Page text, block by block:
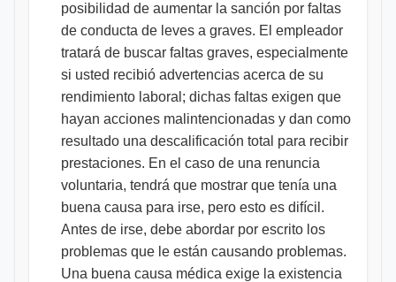
posibilidad de aumentar la sanción por faltas
de conducta de leves a graves. El empleador
tratará de buscar faltas graves, especialmente
si usted recibió advertencias acerca de su
rendimiento laboral; dichas faltas exigen que
hayan acciones malintencionadas y dan como
resultado una descalificación total para recibir
prestaciones. En el caso de una renuncia
voluntaria, tendrá que mostrar que tenía una
buena causa para irse, pero esto es difícil.
Antes de irse, debe abordar por escrito los
problemas que le están causando problemas.
Una buena causa médica exige la existencia